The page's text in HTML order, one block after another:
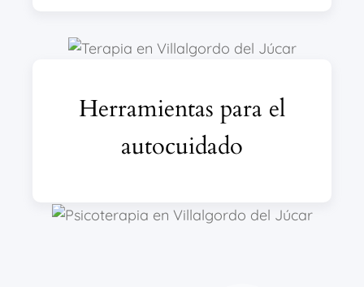
Herramientas para el
autocuidado